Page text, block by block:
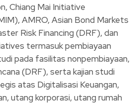
Chiang Mai Initiative
AMRO, Asian Bond Markets
Risk Financing (DRF), dan
termasuk pembiayaan
pada fasilitas nonpembiayaan,
(DRF), serta kajian studi
atas Digitalisasi Keuangan,
utang korporasi, utang rumah